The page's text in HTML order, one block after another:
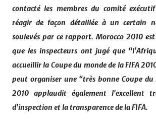
contacté les membres du comité
réagir de façon détaillée à un certain
soulevés par ce rapport. Morocco 2010
que les inspecteurs ont jugé que
accueillir la Coupe du monde de la FIFA
peut organiser une “très bonne Coupe du
2010 applaudit également l'excellent
d'inspection et la transparence de la FIFA.